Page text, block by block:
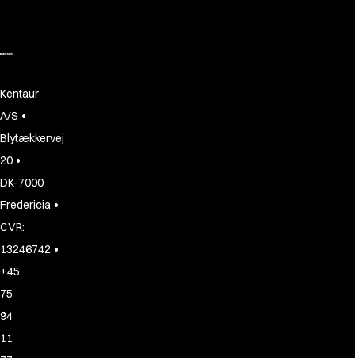
Kentaur
A/S •
Blytækkervej
20 •
DK-7000
Fredericia •
CVR:
13246742 •
+45
75
94
11